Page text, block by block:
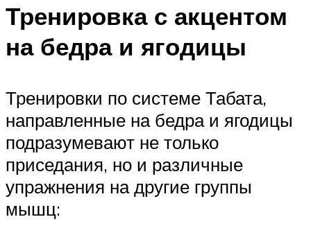
Тренировка с акцентом
на бедра и ягодицы
Тренировки по системе Табата,
направленные на бедра и ягодицы
подразумевают не только
приседания, но и различные
упражнения на другие группы
мышц: